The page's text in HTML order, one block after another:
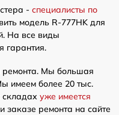
- специалисты по
модель R-777HK для
На все виды
гарантия.
ремонта. Мы большая
имеем более 20 тыс.
уже имеется
заказе ремонта на сайте